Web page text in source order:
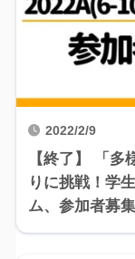
2022/2/9
【終了】 「多
りに挑戦！学
ム、参加者募集